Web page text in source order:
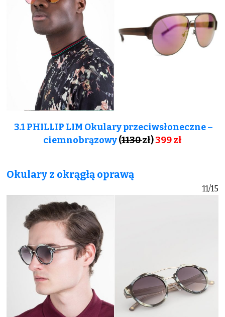
3.1 PHILLIP LIM Okulary przeciwsłoneczne –
ciemnobrązowy(1130zł)399 zł
Okulary z okrągłą oprawą
11/15